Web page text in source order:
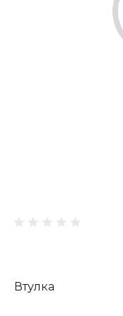
Втулка